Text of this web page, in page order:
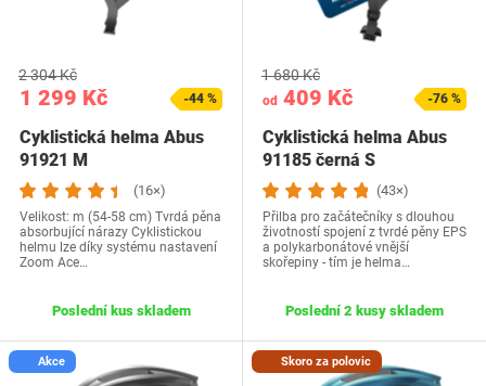
1 299 Kč
2 304 Kč
-44 %
Cyklistická helma Abus
91921 M
(16×)
Velikost: m (54-58 cm) Tvrdá pěna
absorbující nárazy Cyklistickou
helmu lze díky systému nastavení
Zoom Ace…
Poslední kus skladem
od 409 Kč
1 680 Kč
-76 %
Cyklistická helma Abus
91185 černá S
(43×)
Přilba pro začátečníky s dlouhou
životností spojení z tvrdé pěny EPS
a polykarbonátové vnější
skořepiny - tím je helma…
Poslední 2 kusy skladem
Akce Skoro za polovic